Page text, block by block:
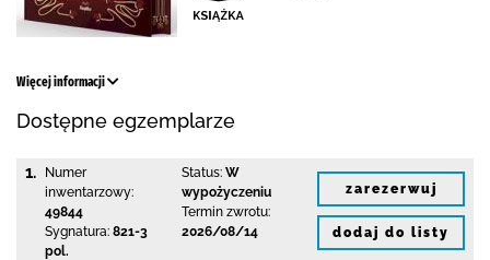
Więcej informacji
Dostępne egzemplarze
1.
Numer
inwentarzowy:
49844
Sygnatura: 821-3
pol.
Status: W
wypożyczeniu
Termin zwrotu:
2026/08/14
zarezerwuj
dodaj do listy